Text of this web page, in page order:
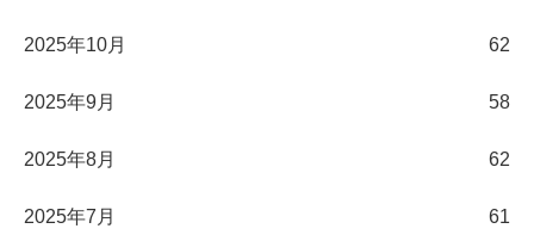
2025年10月 62
2025年9月 58
2025年8月 62
2025年7月 61